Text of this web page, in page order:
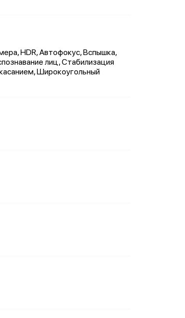
HDR, Автофокус, Вспышка,
лиц, Стабилизация
Широкоугольный